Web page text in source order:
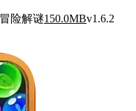
冒险解谜150.0MBv1.6.2